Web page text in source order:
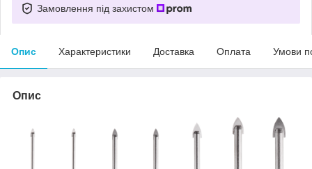
Замовлення під захистом
Опис Характеристики Доставка Оплата Умови
Опис